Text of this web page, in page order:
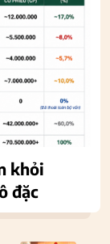
khỏi
đặc